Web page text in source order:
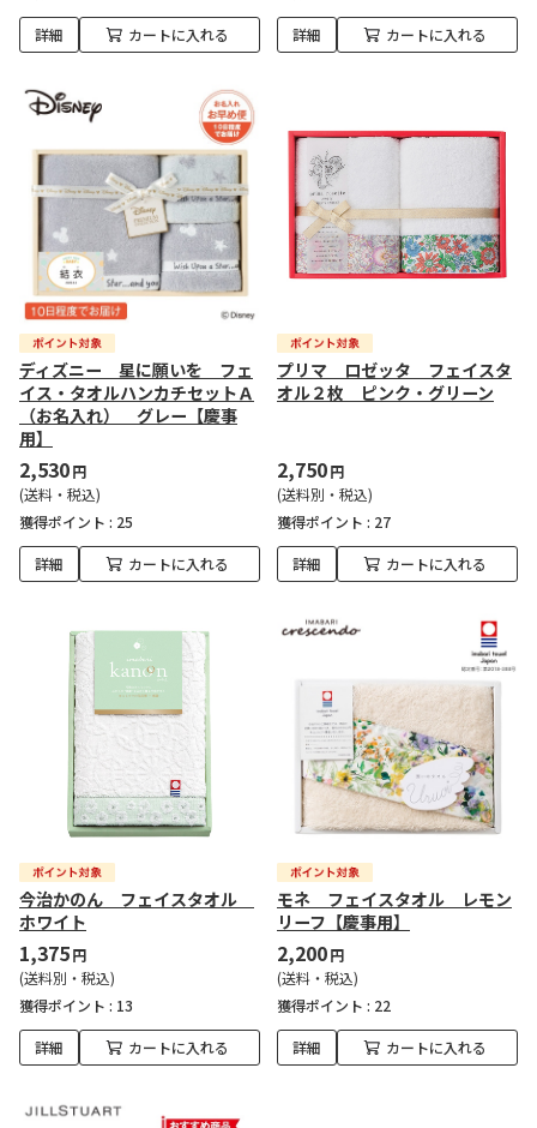
詳細 カートに入れる 詳細 カートに入れる
ディズニー 星に願いを フェ
イス・タオルハンカチセットＡ
（お名入れ） グレー【慶事
用】
2,530円
(送料・税込)
獲得ポイント : 25
詳細 カートに入れる
プリマ ロゼッタ フェイスタ
オル２枚 ピンク・グリーン
2,750円
(送料別・税込)
獲得ポイント : 27
詳細 カートに入れる
今治かのん フェイスタオル
ホワイト
1,375円
(送料別・税込)
獲得ポイント : 13
詳細 カートに入れる
モネ フェイスタオル レモン
リーフ【慶事用】
2,200円
(送料・税込)
獲得ポイント : 22
詳細 カートに入れる